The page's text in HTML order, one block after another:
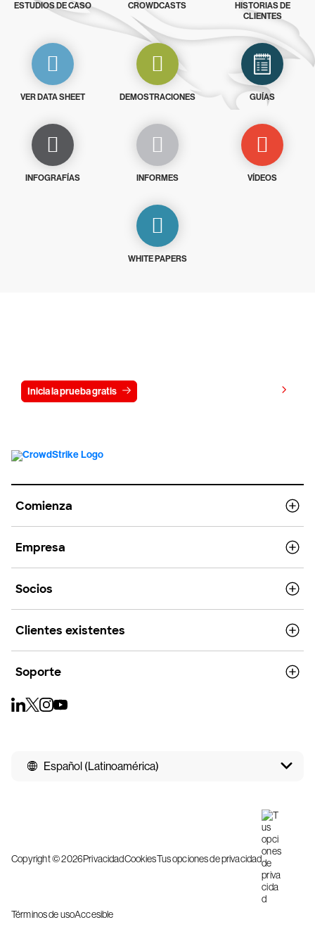
ESTUDIOS DE CASO CROWDCASTS
HISTORIAS DE
CLIENTES
VER DATA SHEET DEMOSTRACIONES GUÍAS
INFOGRAFÍAS INFORMES VÍDEOS
WHITE PAPERS
Inicia la prueba gratis
Comienza
Empresa
Socios
Clientes existentes
Soporte
Español (Latinoamérica)
Copyright © 2026PrivacidadCookiesTus opciones de privacidad
Términos de usoAccesible